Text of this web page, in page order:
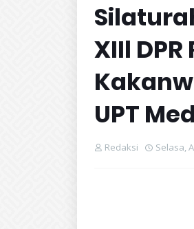
XIIl
UPT
Redaksi Selasa,